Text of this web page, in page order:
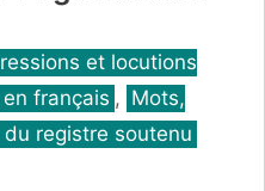
et locutions
français , Mots,
registre soutenu